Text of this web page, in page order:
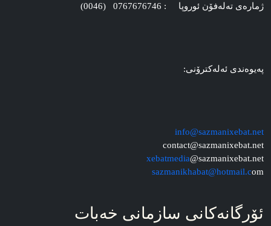
ژماره‌ی ته‌له‌فۆن ئوروپا : 0767676746 (0046)
په‌یوه‌ندی ئه‌له‌کترۆنی:
info@sazmanixebat.net
contact@sazmanixebat.net
xebatmedia@sazmanixebat.net
sazmanikhabat@hotmail.com
ئۆرگانه‌کانی سازمانی خه‌بات